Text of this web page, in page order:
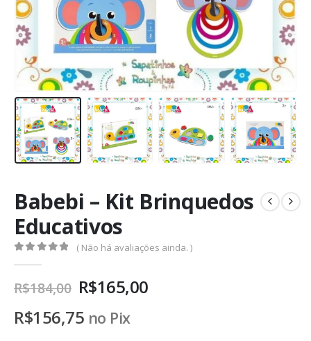
Babebi – Kit Brinquedos
Educativos
( Não há avaliações ainda. )
R$184,00 R$165,00
R$156,75 no Pix